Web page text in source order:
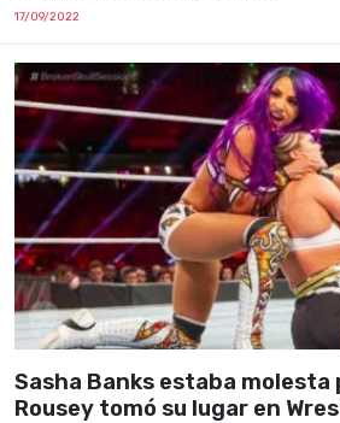
17/09/2022
Sasha Banks estaba molesta
Rousey tomó su lugar en